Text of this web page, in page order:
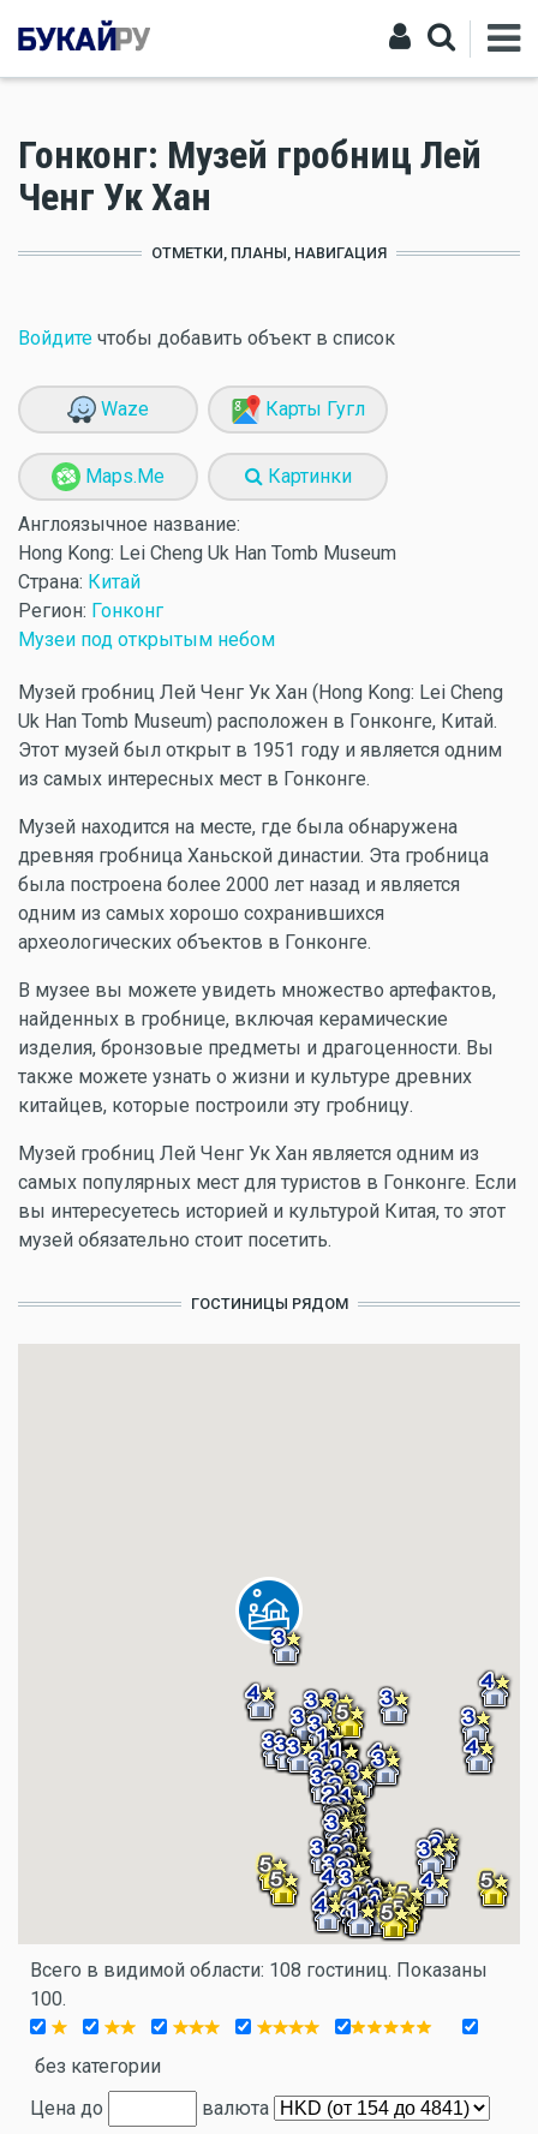
Гонконг: Музей гробниц Лей
Ченг Ук Хан
ОТМЕТКИ, ПЛАНЫ, НАВИГАЦИЯ
Войдите чтобы добавить объект в список
Waze Карты Гугл
Maps.Me Картинки
Англоязычное название:
Hong Kong: Lei Cheng Uk Han Tomb Museum
Страна: Китай
Регион: Гонконг
Музеи под открытым небом
Музей гробниц Лей Ченг Ук Хан (Hong Kong: Lei Cheng
Uk Han Tomb Museum) расположен в Гонконге, Китай.
Этот музей был открыт в 1951 году и является одним
из самых интересных мест в Гонконге.
Музей находится на месте, где была обнаружена
древняя гробница Ханьской династии. Эта гробница
была построена более 2000 лет назад и является
одним из самых хорошо сохранившихся
археологических объектов в Гонконге.
В музее вы можете увидеть множество артефактов,
найденных в гробнице, включая керамические
изделия, бронзовые предметы и драгоценности. Вы
также можете узнать о жизни и культуре древних
китайцев, которые построили эту гробницу.
Музей гробниц Лей Ченг Ук Хан является одним из
самых популярных мест для туристов в Гонконге. Если
вы интересуетесь историей и культурой Китая, то этот
музей обязательно стоит посетить.
ГОСТИНИЦЫ РЯДОМ
Всего в видимой области: 108 гостиниц. Показаны
100.
без категории
Цена до
валюта